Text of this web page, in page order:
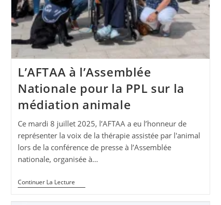
L’AFTAA à l’Assemblée
Nationale pour la PPL sur la
médiation animale
Ce mardi 8 juillet 2025, l’AFTAA a eu l’honneur de
représenter la voix de la thérapie assistée par l'animal
lors de la conférence de presse à l’Assemblée
nationale, organisée à…
Continuer La LectureL’AFTAA
À